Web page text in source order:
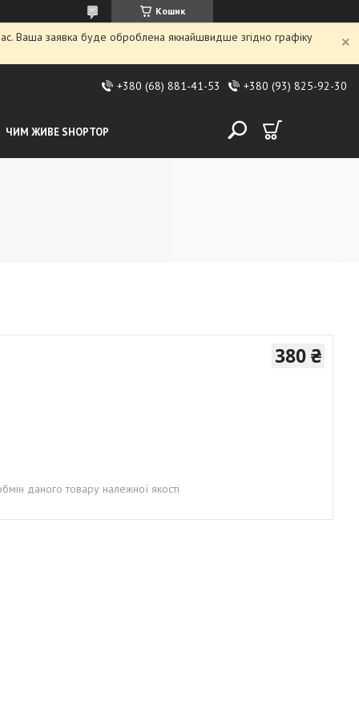
Кошик
Ваша заявка буде оброблена якнайшвидше згідно графіку
+380 (68) 881-41-53 +380 (93) 825-92-30
ЧИМ ЖИВЕ SHOPTOP
380 ₴
даного товару належної якості